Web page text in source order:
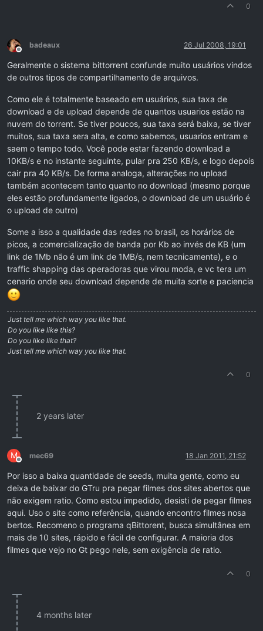
0
Offline
badeaux 26 Jul 2008, 19:01
Geralmente o sistema bittorrent confunde muito usuários vindos
de outros tipos de compartilhamento de arquivos.
Como ele é totalmente baseado em usuários, sua taxa de
download e de upload depende de quantos usuarios estão na
nuvem do torrent. Se tiver poucos, sua taxa será baixa, se tiver
muitos, sua taxa sera alta, e como sabemos, usuarios entram e
saem o tempo todo. Você pode estar fazendo download a
10KB/s e no instante seguinte, pular pra 250 KB/s, e logo depois
cair pra 40 KB/s. De forma analoga, alterações no upload
também acontecem tanto quanto no download (mesmo porque
eles estão profundamente ligados, o download de um usuário é
o upload de outro)
Some a isso a qualidade das redes no brasil, os horários de
picos, a comercialização de banda por Kb ao invés de KB (um
link de 1Mb não é um link de 1MB/s, nem tecnicamente), e o
traffic shapping das operadoras que virou moda, e vc tera um
cenario onde seu download depende de muita sorte e paciencia
Just tell me which way you like that.
Do you like like this?
Do you like like that?
Just tell me which way you like that.
0
2 years later
M
Offline
mec69 18 Jan 2011, 21:52
Por isso a baixa quantidade de seeds, muita gente, como eu
deixa de baixar do GTru pra pegar filmes dos sites abertos que
não exigem ratio. Como estou impedido, desisti de pegar filmes
aqui. Uso o site como referência, quando encontro filmes nosa
bertos. Recomeno o programa qBittorent, busca simultânea em
mais de 10 sites, rápido e fácil de configurar. A maioria dos
filmes que vejo no Gt pego nele, sem exigência de ratio.
0
4 months later